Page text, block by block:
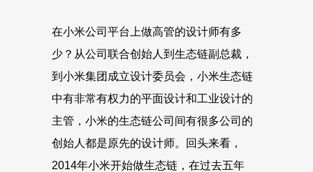
在小米公司平台上做高管的设计师有多
少？从公司联合创始人到生态链副总裁，
到小米集团成立设计委员会，小米生态链
中有非常有权力的平面设计和工业设计的
主管，小米的生态链公司间有很多公司的
创始人都是原先的设计师。回头来看，
2014年小米开始做生态链，在过去五年